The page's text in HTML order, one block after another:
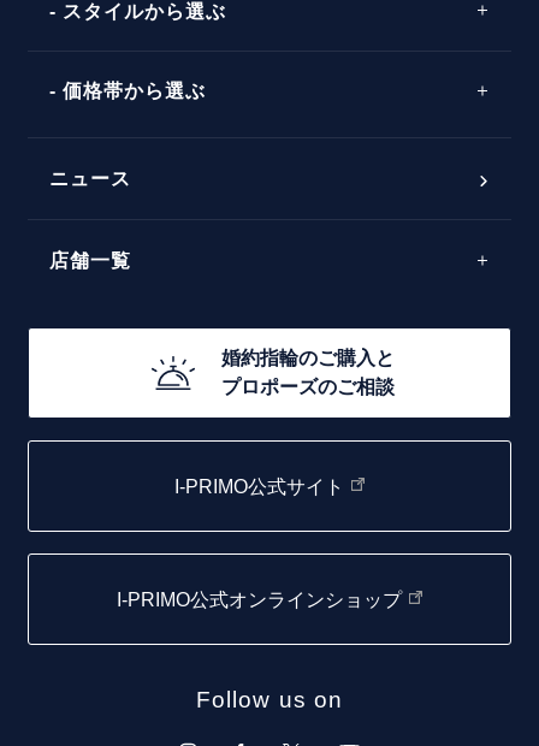
言葉
コンビネーション
ラインメレ
スタイルから選ぶ
シンプル
モード
エレガント
価格帯から選ぶ
30万円台～
20万円台～
10万円台～
ニュース
店舗一覧
函館店
取扱店)エヴァンスブライダル 旭川本店
仙台店
青森店
婚約指輪のご購入と
プロポーズのご相談
I-PRIMO公式サイト
I-PRIMO公式オンラインショップ
Follow us on